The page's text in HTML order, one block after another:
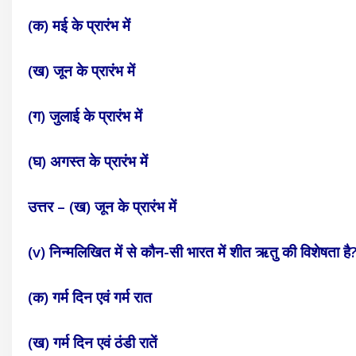
(क) मई के प्रारंभ में
(ख) जून के प्रारंभ में
(ग) जुलाई के प्रारंभ में
(घ) अगस्त के प्रारंभ में
उत्तर – (ख) जून के प्रारंभ में
(v) निन्मलिखित में से कौन-सी भारत में शीत ऋतु की विशेषता
(क) गर्म दिन एवं गर्म रात
(ख) गर्म दिन एवं ठंडी रातें